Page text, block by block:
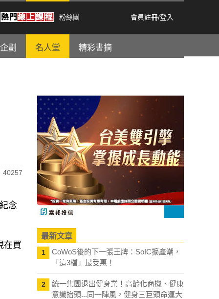
粉絲團 會員註冊/登入
劃 名人堂 精彩書摘
40257
念
在買
最新文章
1
CoWoS後的下一張王牌：SoIC擴產潮，
「這3檔」最受惠！
2
統一集團退出健身業！高齡化商機、健康
意識抬頭...同一陣風，健身三巨頭命運大